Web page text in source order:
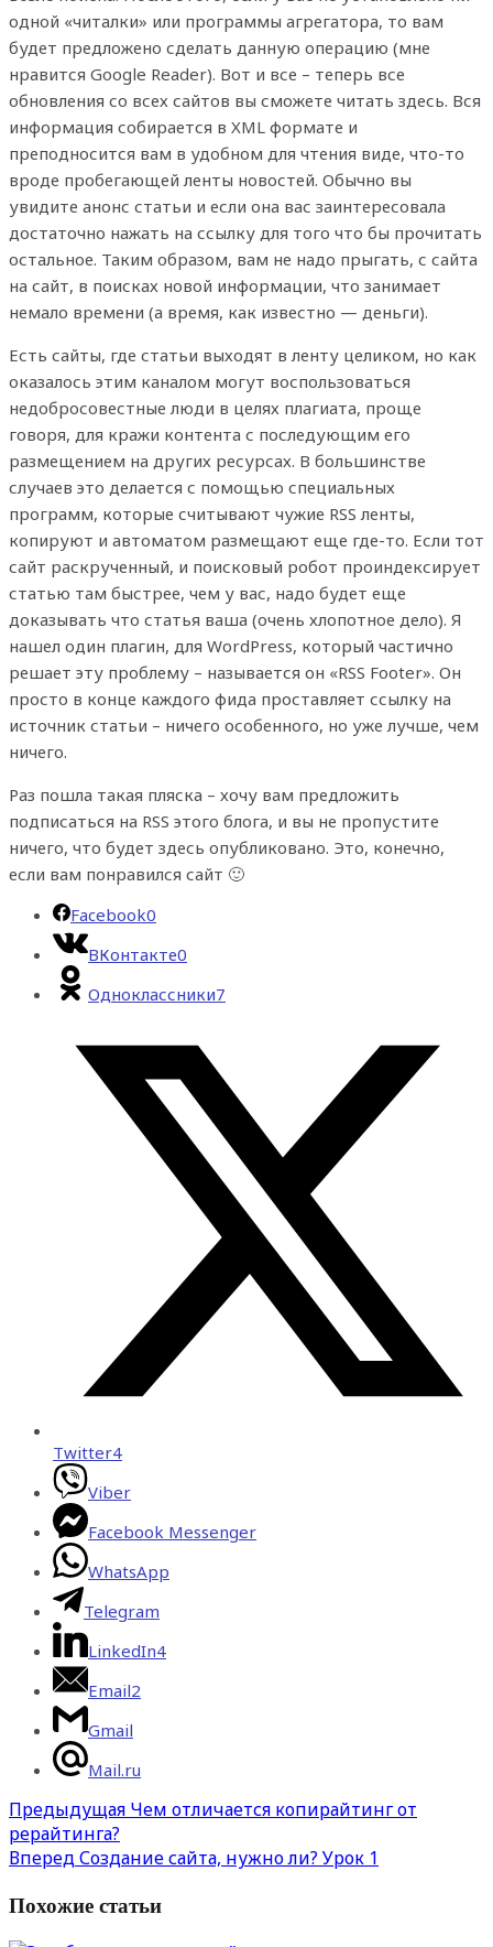
одной «читалки» или программы агрегатора, то вам
будет предложено сделать данную операцию (мне
нравится Google Reader). Вот и все – теперь все
обновления со всех сайтов вы сможете читать здесь. Вся
информация собирается в XML формате и
преподносится вам в удобном для чтения виде, что-то
вроде пробегающей ленты новостей. Обычно вы
увидите анонс статьи и если она вас заинтересовала
достаточно нажать на ссылку для того что бы прочитать
остальное. Таким образом, вам не надо прыгать, с сайта
на сайт, в поисках новой информации, что занимает
немало времени (а время, как известно — деньги).
Есть сайты, где статьи выходят в ленту целиком, но как
оказалось этим каналом могут воспользоваться
недобросовестные люди в целях плагиата, проще
говоря, для кражи контента с последующим его
размещением на других ресурсах. В большинстве
случаев это делается с помощью специальных
программ, которые считывают чужие RSS ленты,
копируют и автоматом размещают еще где-то. Если тот
сайт раскрученный, и поисковый робот проиндексирует
статью там быстрее, чем у вас, надо будет еще
доказывать что статья ваша (очень хлопотное дело). Я
нашел один плагин, для WordPress, который частично
решает эту проблему – называется он «RSS Footer». Он
просто в конце каждого фида проставляет ссылку на
источник статьи – ничего особенного, но уже лучше, чем
ничего.
Раз пошла такая пляска – хочу вам предложить
подписаться на RSS этого блога, и вы не пропустите
ничего, что будет здесь опубликовано. Это, конечно,
если вам понравился сайт 🙂
Facebook0
ВКонтакте0
Одноклассники7
Twitter4
Viber
Facebook Messenger
WhatsApp
Telegram
LinkedIn4
Email2
Gmail
Mail.ru
Предыдущая Чем отличается копирайтинг от
рерайтинга?
ВпередСоздание сайта, нужно ли? Урок 1
Похожие статьи